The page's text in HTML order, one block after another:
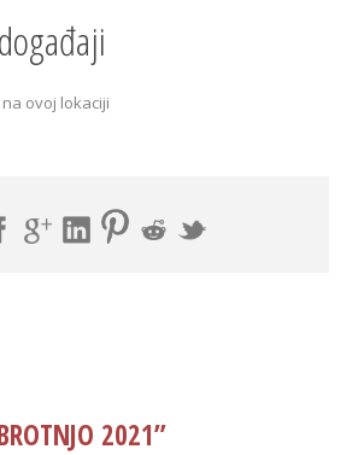
ovoj lokaciji
2021”